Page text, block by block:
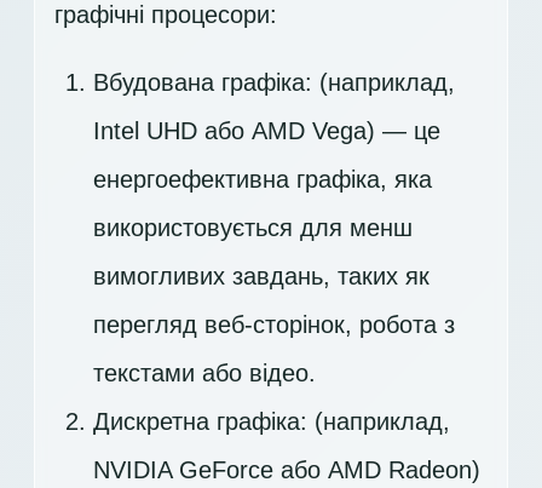
графічні процесори:
Вбудована графіка: (наприклад,
Intel UHD або AMD Vega) — це
енергоефективна графіка, яка
використовується для менш
вимогливих завдань, таких як
перегляд веб-сторінок, робота з
текстами або відео.
Дискретна графіка: (наприклад,
NVIDIA GeForce або AMD Radeon)